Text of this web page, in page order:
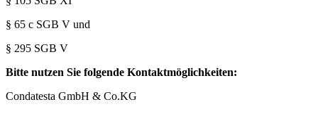
§ 65 c SGB V und
§ 295 SGB V
Bitte nutzen Sie folgende Kontaktmöglichkeiten:
Condatesta GmbH & Co.KG